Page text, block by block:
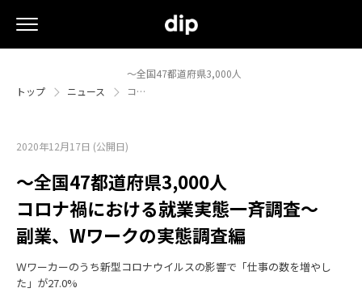
トップ ニュース
〜全国47都道府県3,000人
コ…
2020年12月17日 (公開日)
〜全国47都道府県3,000人
コロナ禍における就業実態一斉調査〜
副業、Wワークの実態調査編
Ｗワーカーのうち新型コロナウイルスの影響で「仕事の数を増やし
た」が27.0%